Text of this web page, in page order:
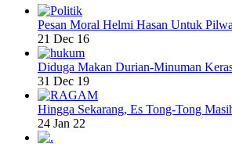
Pesan Moral Helmi Hasan Untuk
21 Dec 16
Diduga Makan Durian-Minuman
31 Dec 19
Hingga Sekarang, Es Tong-Tong
24 Jan 22